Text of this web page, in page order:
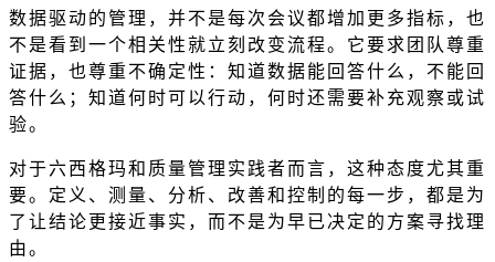
数据驱动的管理，并不是每次会议都增加更多指标，也
不是看到一个相关性就立刻改变流程。它要求团队尊重
证据，也尊重不确定性：知道数据能回答什么，不能回
答什么；知道何时可以行动，何时还需要补充观察或试
验。
对于六西格玛和质量管理实践者而言，这种态度尤其重
要。定义、测量、分析、改善和控制的每一步，都是为
了让结论更接近事实，而不是为早已决定的方案寻找理
由。